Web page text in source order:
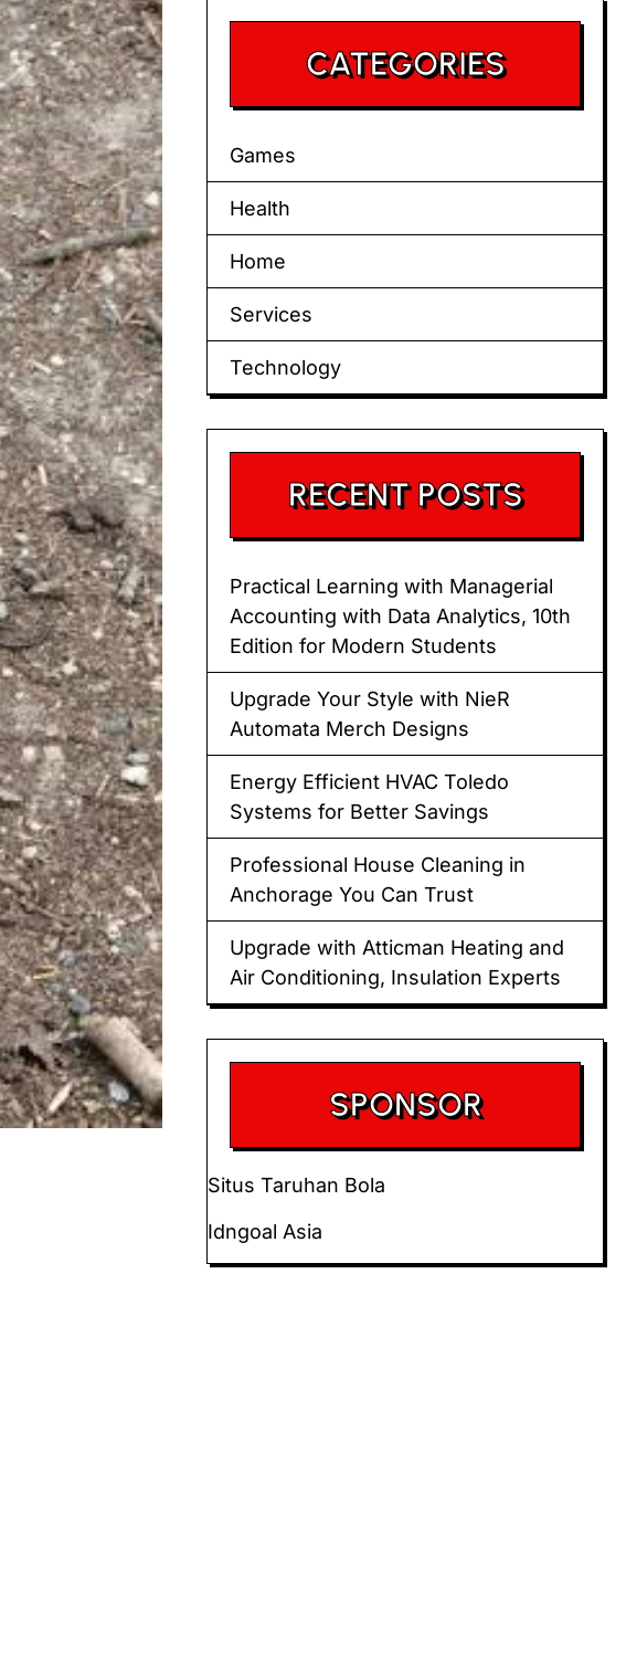
CATEGORIES
Games
Health
Home
Services
Technology
RECENT POSTS
Practical Learning with Managerial
Accounting with Data Analytics, 10th
Edition for Modern Students
Upgrade Your Style with NieR
Automata Merch Designs
Energy Efficient HVAC Toledo
Systems for Better Savings
Professional House Cleaning in
Anchorage You Can Trust
Upgrade with Atticman Heating and
Air Conditioning, Insulation Experts
SPONSOR
Situs Taruhan Bola
Idngoal Asia